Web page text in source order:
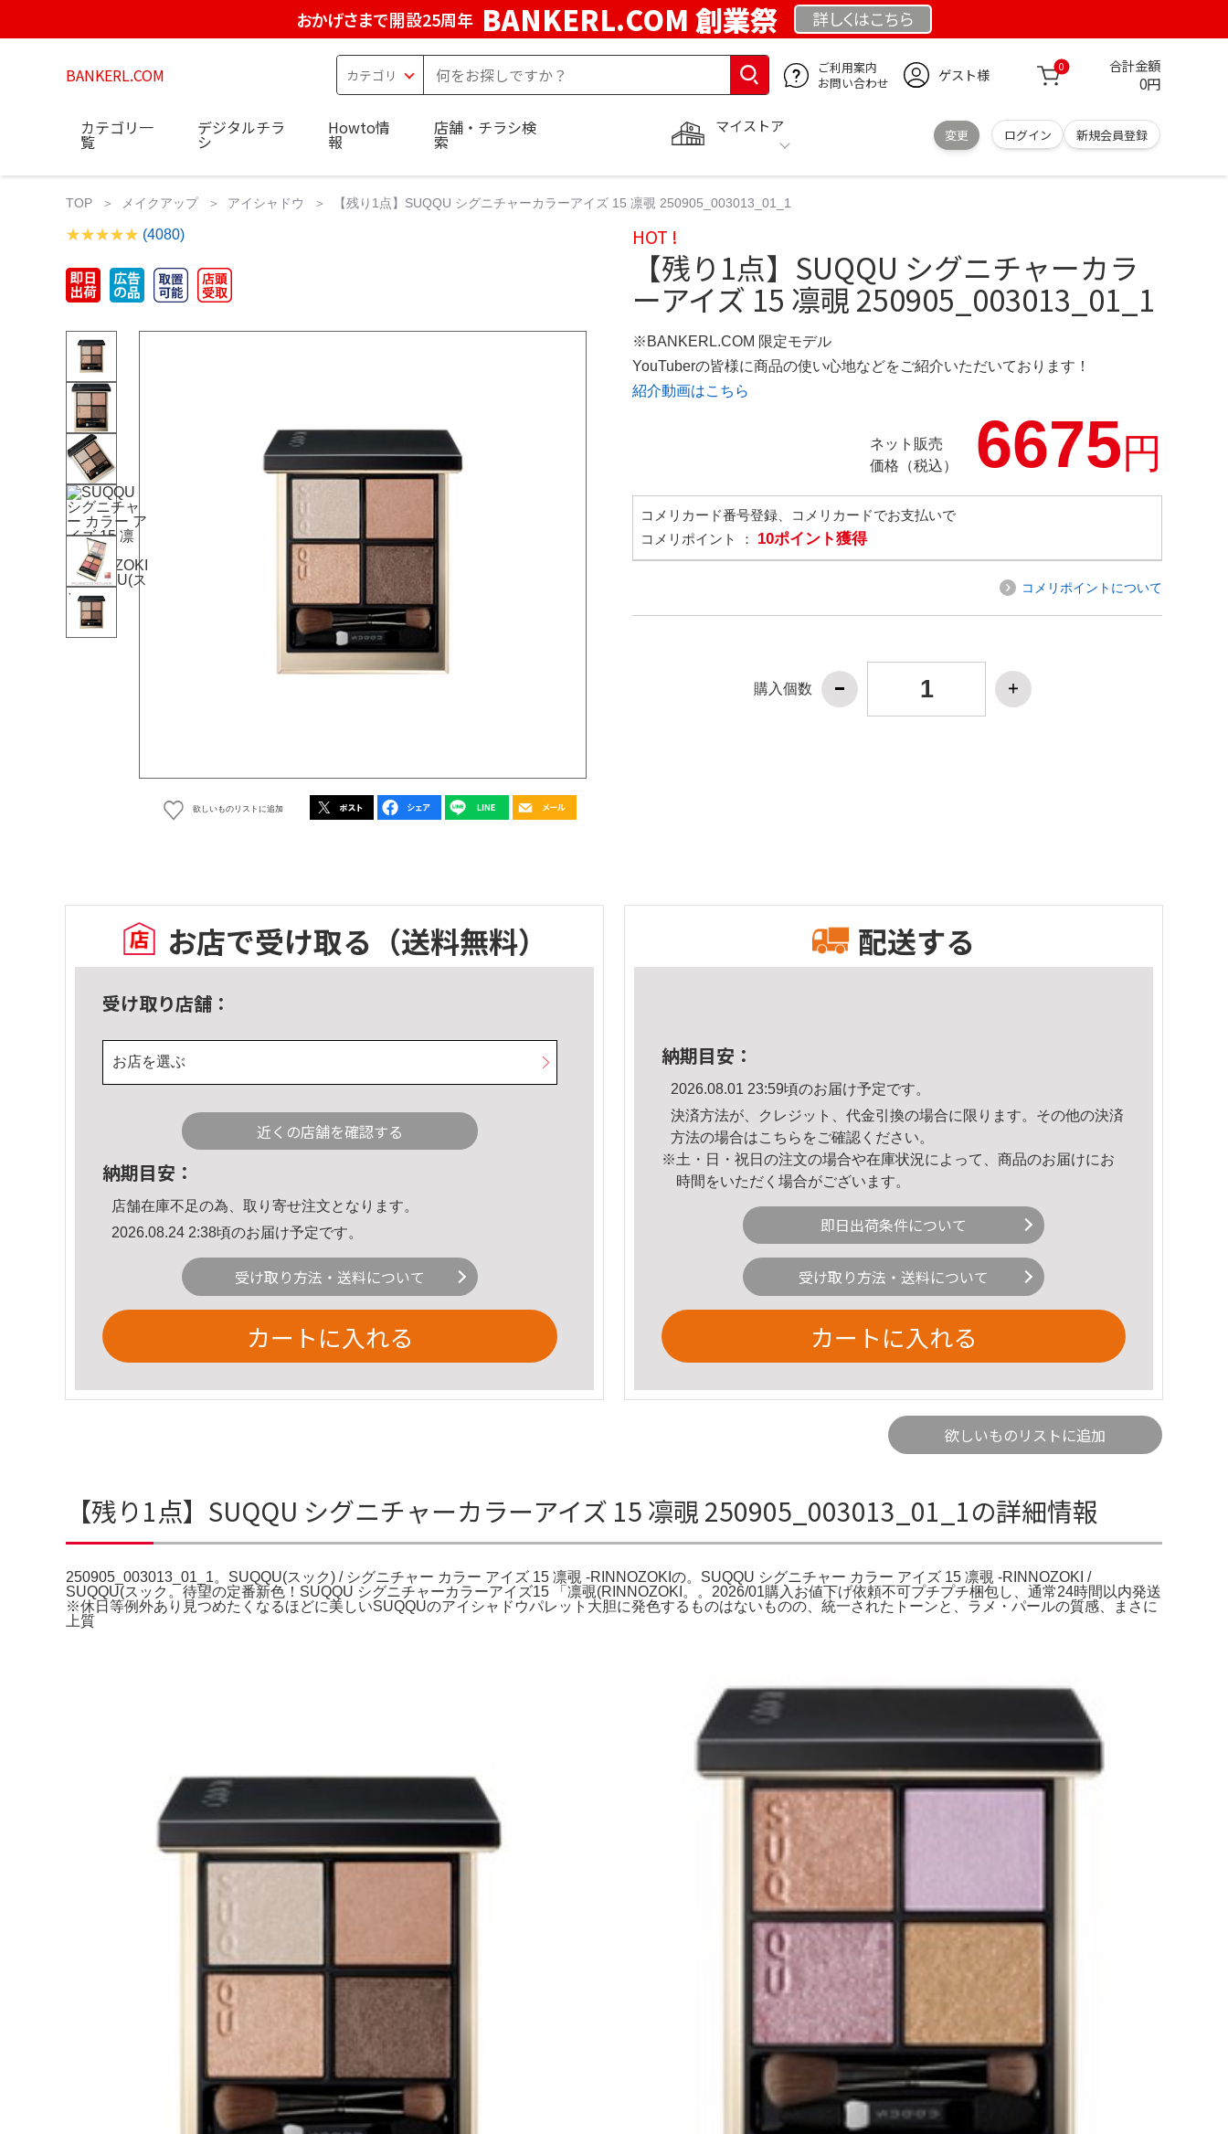
おかげさまで開設25周年 BANKERL.COM 創業祭 詳しくはこちら
BANKERL.COM
ご利用案内
お問い合わせ
ゲスト様 0 合計金額
0円
マイストア
変更 ログイン 新規会員登録
カテゴリ一
覧
デジタルチラ
シ
Howto情
報
店舗・チラシ検
索
TOP メイクアップ アイシャドウ 【残り1点】SUQQU シグニチャーカラーアイズ 15 凛覗 250905_003013_01_1
(4080)
欲しいものリストに追加
HOT !
【残り1点】SUQQU シグニチャーカラ
ーアイズ 15 凛覗 250905_003013_01_1
※BANKERL.COM 限定モデル
YouTuberの皆様に商品の使い心地などをご紹介いただいております！
紹介動画はこちら
ネット販売
価格（税込）
6675円
コメリカード番号登録、コメリカードでお支払いで
コメリポイント ： 10ポイント獲得
コメリポイントについて
購入個数
お店で受け取る （送料無料）
受け取り店舗：
お店を選ぶ
近くの店舗を確認する
納期目安：
店舗在庫不足の為、取り寄せ注文となります。
2026.08.24 2:38頃のお届け予定です。
受け取り方法・送料について
カートに入れる
配送する
納期目安：
2026.08.01 23:59頃のお届け予定です。
決済方法が、クレジット、代金引換の場合に限ります。その他の決済
方法の場合はこちら をご確認ください。
※土・日・祝日の注文の場合や在庫状況によって、商品のお届けにお
時間をいただく場合がございます。
即日出荷条件について
受け取り方法・送料について
カートに入れる
欲しいものリストに追加
【残り1点】SUQQU シグニチャーカラーアイズ 15 凛覗 250905_003013_01_1の詳細情報
250905_003013_01_1。SUQQU(スック) / シグニチャー カラー アイズ 15 凛覗 -RINNOZOKIの。SUQQU シグニチャー カラー アイズ 15 凛覗 -RINNOZOKI /
SUQQU(スック。待望の定番新色！SUQQU シグニチャーカラーアイズ15 「凛覗(RINNOZOKI。。2026/01購入お値下げ依頼不可プチプチ梱包し、通常24時間以内発送
※休日等例外あり見つめたくなるほどに美しいSUQQUのアイシャドウパレット大胆に発色するものはないものの、統一されたトーンと、ラメ・パールの質感、まさに
上質